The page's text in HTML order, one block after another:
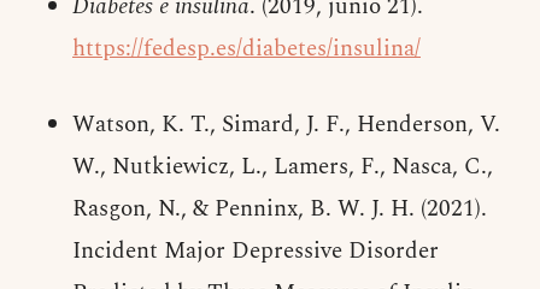
https://fedesp.es/diabetes/insulina/
Watson, K. T., Simard, J. F., Henderson, V.
W., Nutkiewicz, L., Lamers, F., Nasca, C.,
Rasgon, N., & Penninx, B. W. J. H. (2021).
Incident Major Depressive Disorder